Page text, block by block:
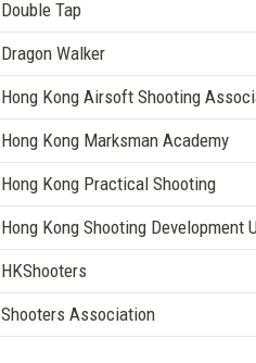
Double Tap
Dragon Walker
Hong Kong Airsoft Shooting
Hong Kong Marksman Academy
Hong Kong Practical Shooting
Hong Kong Shooting Development
HKShooters
Shooters Association